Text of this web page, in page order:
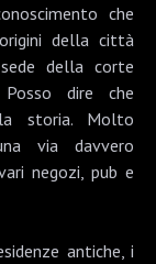
che
della città
della corte
dire che
storia. Molto
via davvero
negozi, pub e
antiche, i